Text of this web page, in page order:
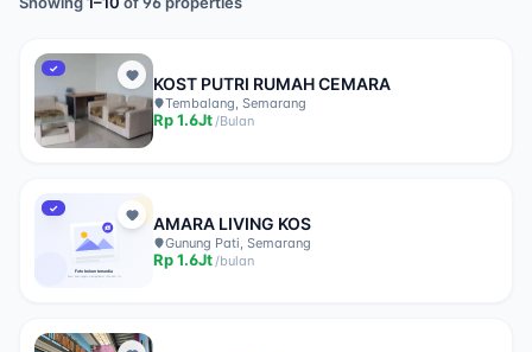
✓
KOST PUTRI RUMAH CEMARA
Tembalang, Semarang
Rp1.6Jt/Bulan
✓
AMARA LIVING KOS
Gunung Pati, Semarang
Rp1.6Jt/bulan